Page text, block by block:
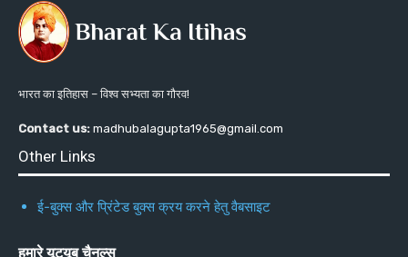
भारत का इतिहास – विश्व सभ्यता का गौरव!
Contact us: madhubalagupta1965@gmail.com
Other Links
ई-बुक्स और प्रिंटेड बुक्स क्रय करने हेतु वैबसाइट
हमारे यूट्यूब चैनल्स